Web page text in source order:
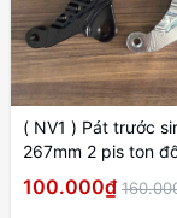
( NV1 ) Pát trước
267mm 2 pis ton
cánh gió
100.000₫